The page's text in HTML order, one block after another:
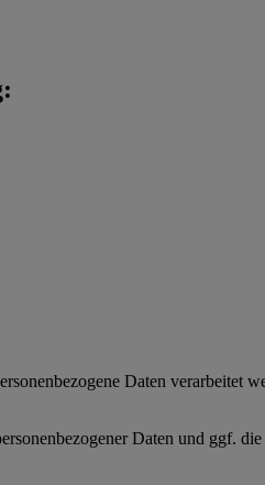
Daten verarbeitet
Daten und ggf.